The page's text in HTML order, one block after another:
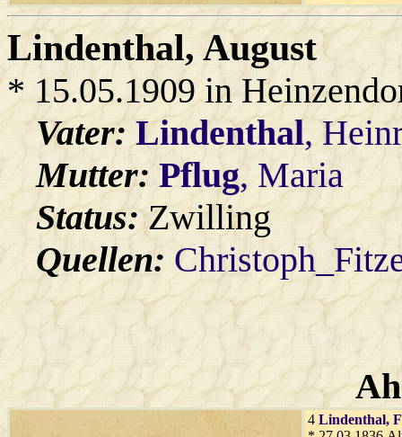
Lindenthal, August
* 15.05.1909 in
Vater:Lindenthal,
Mutter:Pflug, Maria
Status:Zwilling
Quellen:
4 Lindenthal,